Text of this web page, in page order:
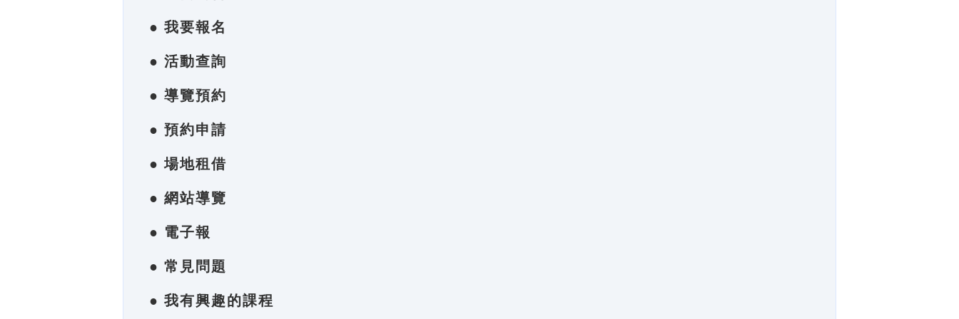
● 我要報名
● 活動查詢
● 導覽預約
● 預約申請
● 場地租借
● 網站導覽
● 電子報
● 常見問題
● 我有興趣的課程